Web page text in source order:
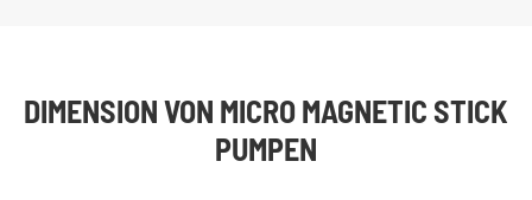
DIMENSION VON MICRO MAGNETIC STICK
PUMPEN